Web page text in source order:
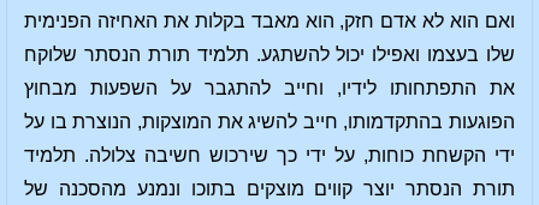
ואם הוא לא אדם חזק, הוא מאבד בקלות את האחיזה הפנימית
שלו בעצמו ואפילו יכול להשתגע. תלמיד תורת הנסתר שלוקח
את התפתחותו לידיו, וחייב להתגבר על השפעות מבחוץ
הפוגעות בהתקדמותו, חייב להשיג את המוצקות, הנוצרת בו על
ידי הקשחת כוחות, על ידי כך שירכוש חשיבה צלולה. תלמיד
תורת הנסתר יוצר קווים מוצקים בתוכו ונמנע מהסכנה של